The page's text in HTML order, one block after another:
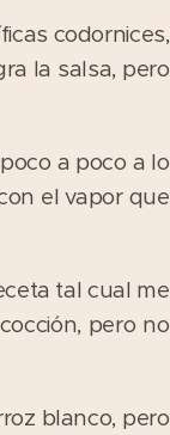
codornices,
la salsa, pero
a poco a lo
el vapor que
tal cual me
pero no
blanco, pero